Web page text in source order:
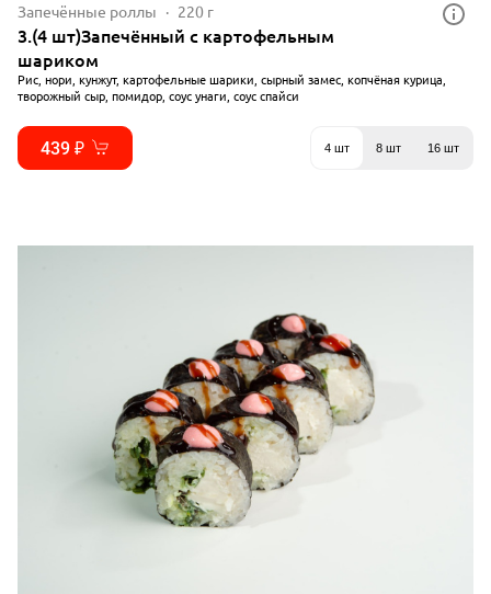
Запечённые роллы 220 г
3.(4 шт)Запечённый с картофельным
шариком
Рис, нори, кунжут, картофельные шарики, сырный замес, копчёная курица,
творожный сыр, помидор, соус унаги, соус спайси
439 ₽ 4 шт 8 шт 16 шт